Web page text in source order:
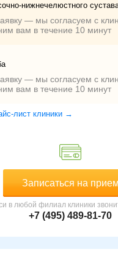
нижнечелюстного
— мы согласуем с
вам в течение 10 минут
— мы согласуем с
вам в течение 10 минут
лист клиники →
Записаться на прием
в любой филиал клиники
+7 (495) 489-81-70